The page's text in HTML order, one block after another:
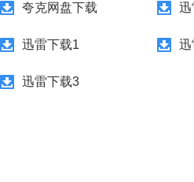
夸克网盘下载 迅
迅雷下载1 迅
迅雷下载3